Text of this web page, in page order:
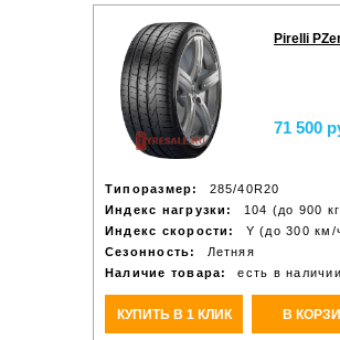
Pirelli
71 500
Типоразмер:
285/40R20
Индекс нагрузки:
104 (до 900
Индекс скорости:
Y (до 300 км/
Сезонность:
Летняя
Наличие товара:
есть в наличии
КУПИТЬ В 1 КЛИК В